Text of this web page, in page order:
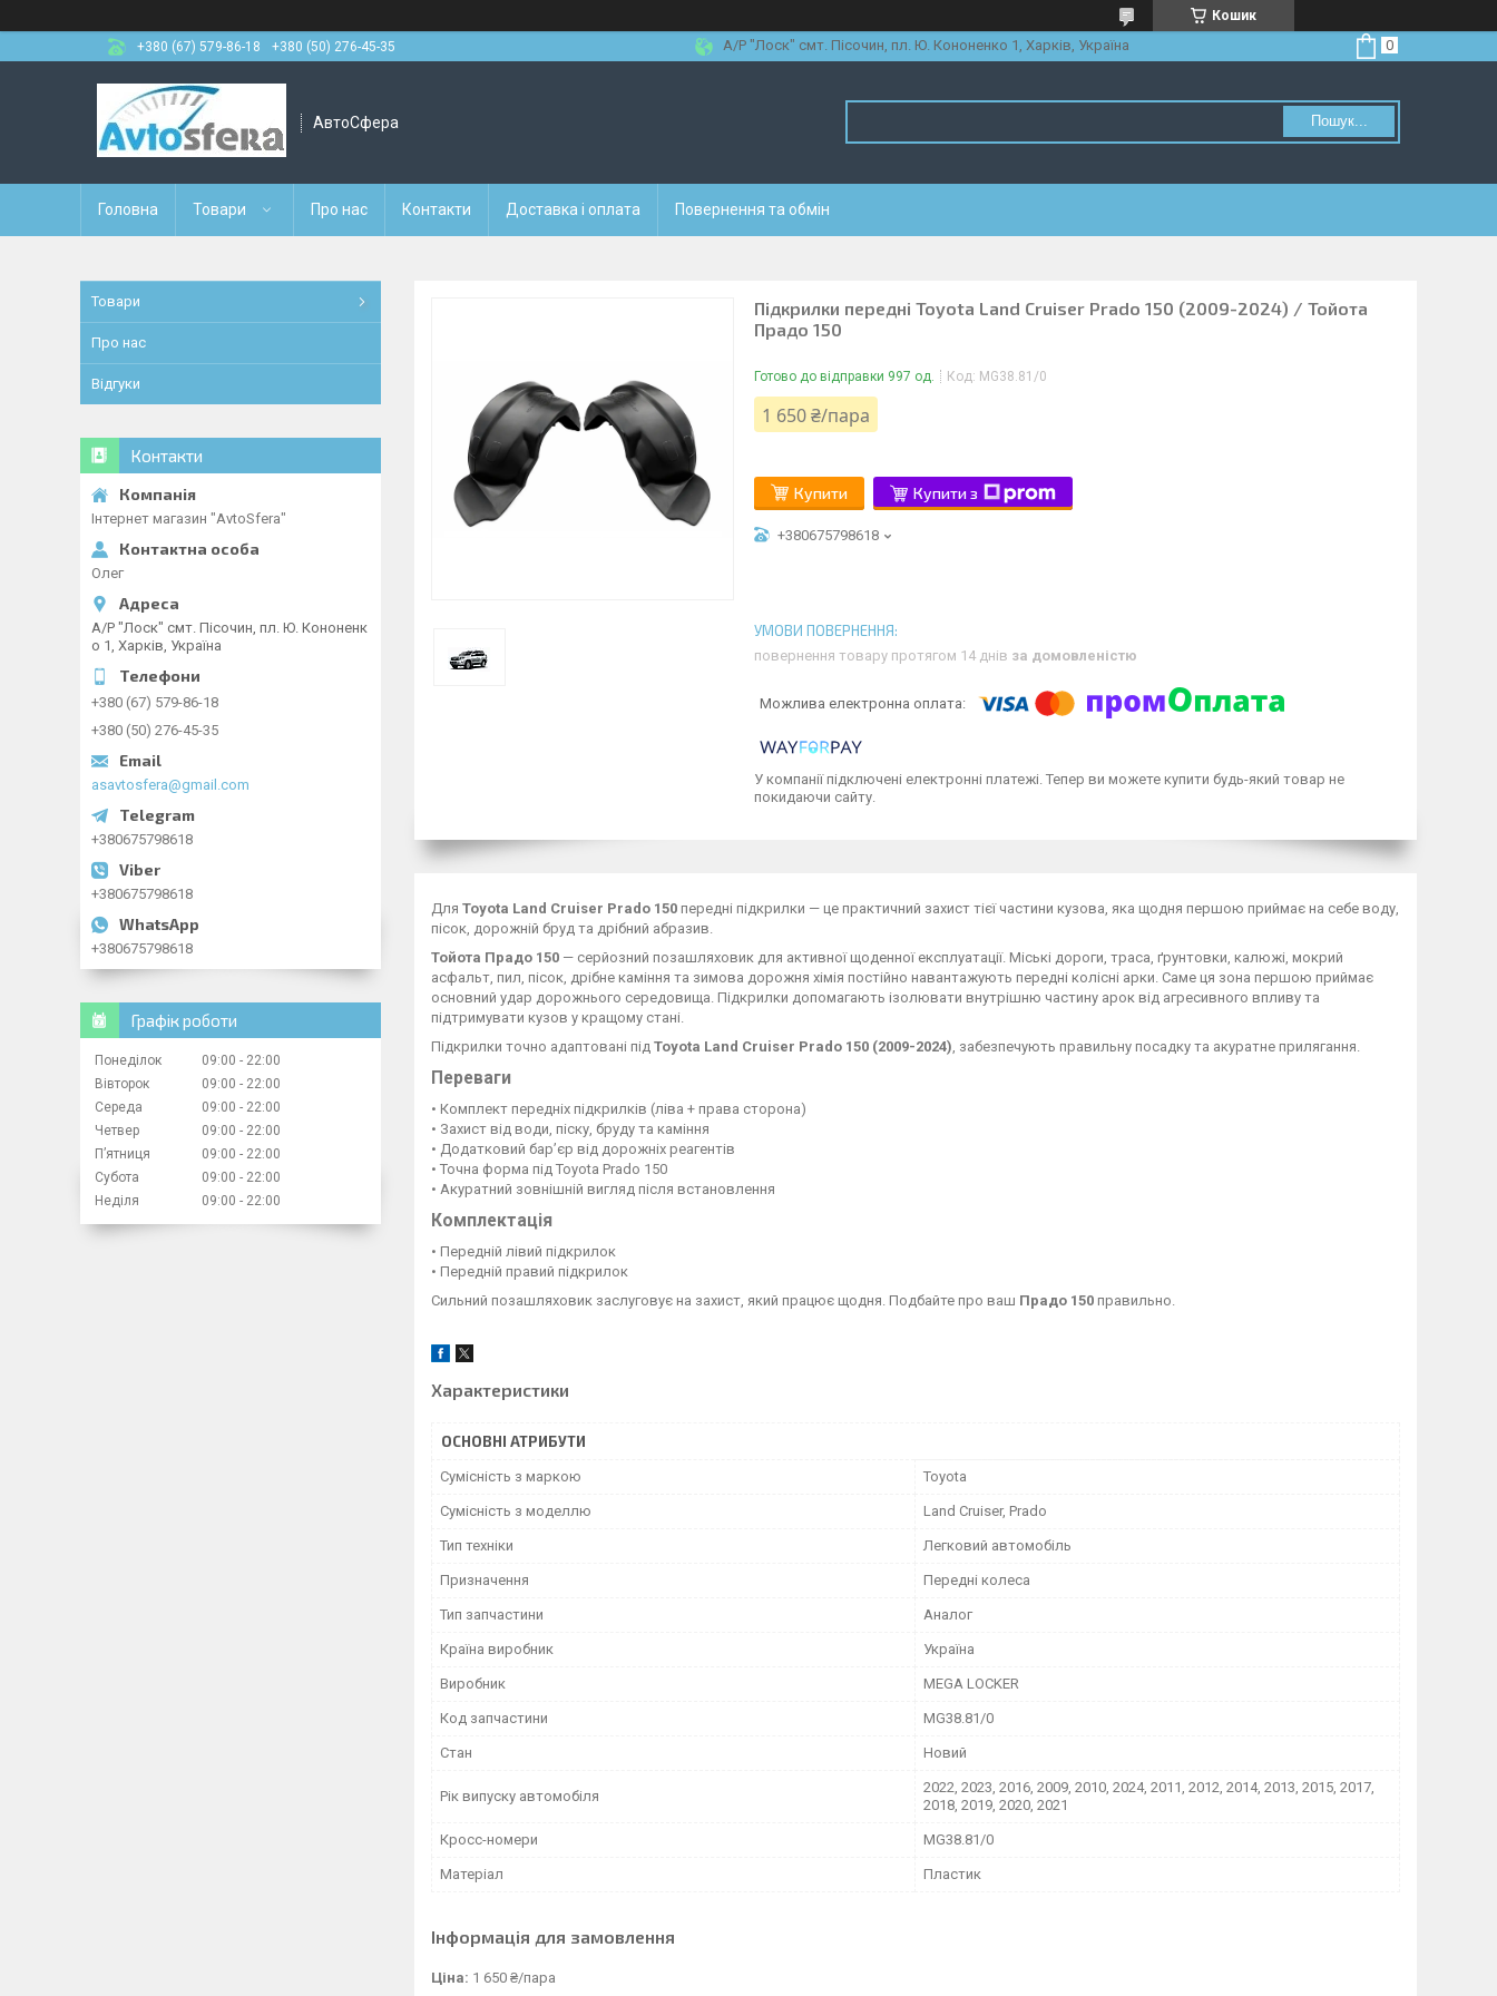
Кошик
+380 (67) 579-86-18
+380 (50) 276-45-35 А/Р "Лоск" смт. Пісочин, пл. Ю. Кононенко 1, Харків, Україна
АвтоСфера Пошук...
Головна Товари Про нас Контакти Доставка і оплата Повернення та обмін
Підкрилки передні Toyota Land Cruiser Prado 150 (2009-2024) / Тойота
Прадо 150
Готово до відправки 997 од. Код: MG38.81/0
1 650 ₴/пара
Купити Купити з
+380675798618
повернення товару протягом 14 днів за домовленістю
У компанії підключені електронні платежі. Тепер ви можете купити будь-який товар не
покидаючи сайту.
Для Toyota Land Cruiser Prado 150 передні підкрилки — це практичний захист тієї частини кузова, яка щодня першою приймає на себе воду,
пісок, дорожній бруд та дрібний абразив.
Тойота Прадо 150 — серйозний позашляховик для активної щоденної експлуатації. Міські дороги, траса, ґрунтовки, калюжі, мокрий
асфальт, пил, пісок, дрібне каміння та зимова дорожня хімія постійно навантажують передні колісні арки. Саме ця зона першою приймає
основний удар дорожнього середовища. Підкрилки допомагають ізолювати внутрішню частину арок від агресивного впливу та
підтримувати кузов у кращому стані.
Підкрилки точно адаптовані під Toyota Land Cruiser Prado 150 (2009-2024) , забезпечують правильну посадку та акуратне прилягання.
Переваги
• Комплект передніх підкрилків (ліва + права сторона)
• Захист від води, піску, бруду та каміння
• Додатковий бар’єр від дорожніх реагентів
• Точна форма під Toyota Prado 150
• Акуратний зовнішній вигляд після встановлення
Комплектація
• Передній лівий підкрилок
• Передній правий підкрилок
Сильний позашляховик заслуговує на захист, який працює щодня. Подбайте про ваш Прадо 150 правильно.
Характеристики
ОСНОВНІ АТРИБУТИ
Сумісність з маркою Toyota
Сумісність з моделлю Land Cruiser, Prado
Тип техніки Легковий автомобіль
Призначення Передні колеса
Тип запчастини Аналог
Країна виробник Україна
Виробник MEGA LOCKER
Код запчастини MG38.81/0
Стан Новий
Рік випуску автомобіля
2022, 2023, 2016, 2009, 2010, 2024, 2011, 2012, 2014, 2013, 2015, 2017,
2018, 2019, 2020, 2021
Кросс-номери MG38.81/0
Матеріал Пластик
Інформація для замовлення
Ціна: 1 650 ₴/пара
Товари
Про нас
Відгуки
Контакти
Інтернет магазин "AvtoSfera"
Олег
А/Р "Лоск" смт. Пісочин, пл. Ю. Кононенк
о 1, Харків, Україна
+380 (67) 579-86-18
+380 (50) 276-45-35
asavtosfera@gmail.com
+380675798618
+380675798618
+380675798618
Графік роботи
Понеділок 09:00
22:00
Вівторок
09:00
22:00
Середа
09:00
22:00
Четвер
09:00
22:00
Пʼятниця
09:00
22:00
Субота
09:00
22:00
Неділя
09:00 22:00